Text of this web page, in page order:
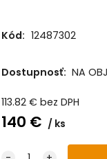
Kód: 12487302
Dostupnosť: NA
113.82€ bez DPH
140 € ks